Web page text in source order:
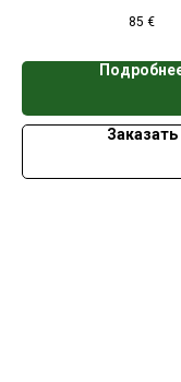
кассет
85 €
Заказать